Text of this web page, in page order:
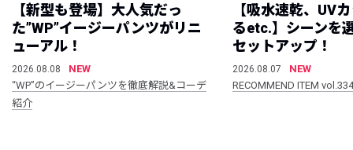
【新型も登場】大人気だっ
た”WP”イージーパンツがリニ
ューアル！
2026.08.08
NEW
“WP”のイージーパンツを徹底解説&コーデ
紹介
【吸水速乾、UV
るetc.】シーンを
セットアップ！
2026.08.07
NEW
RECOMMEND ITEM vol.334